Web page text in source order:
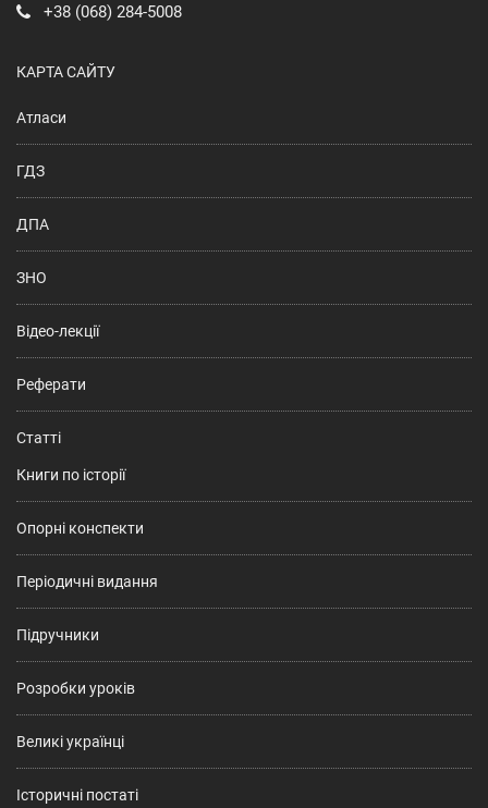
+38 (068) 284-5008
КАРТА САЙТУ
Атласи
ГДЗ
ДПА
ЗНО
Відео-лекції
Реферати
Статті
Книги по історії
Опорні конспекти
Періодичні видання
Підручники
Розробки уроків
Великі українці
Історичні постаті